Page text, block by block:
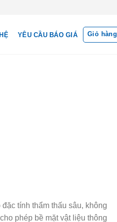
YÊU CẦU BÁO GIÁ Giỏ hàng
tính thẩm thấu sâu, không
phép bề mặt vật liệu thông